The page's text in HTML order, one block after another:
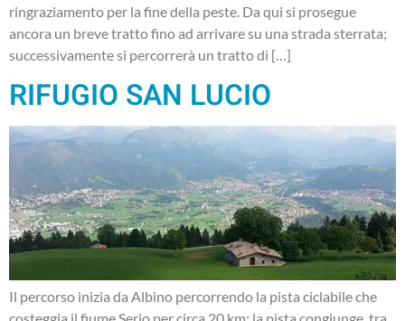
ringraziamento per la fine della peste. Da qui si prosegue
ancora un breve tratto fino ad arrivare su una strada sterrata;
successivamente si percorrerà un tratto di […]
RIFUGIO SAN LUCIO
Il percorso inizia da Albino percorrendo la pista ciclabile che
costeggia il fiume Serio per circa 20 km: la pista congiunge, tra